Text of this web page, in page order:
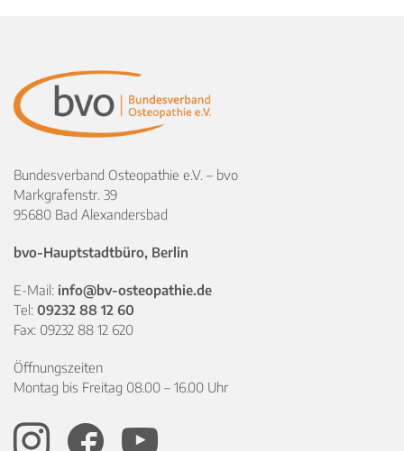
Bundesverband Osteopathie e.V. – bvo
Markgrafenstr. 39
95680 Bad Alexandersbad
bvo-Hauptstadtbüro, Berlin
E-Mail: info@bv-osteopathie.de
Tel: 09232 88 12 60
Fax: 09232 88 12 620
Öffnungszeiten
Montag bis Freitag 08.00 – 16.00 Uhr